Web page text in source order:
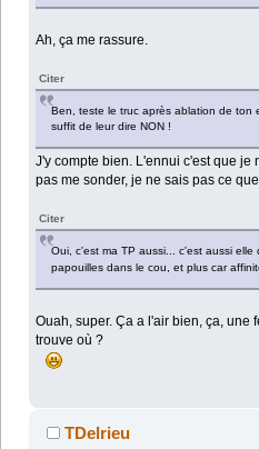
Ah, ça me rassure.
Citer
Ben, teste le truc après ablation de ton
suffit de leur dire NON !
J'y compte bien. L'ennui c'est que
pas me sonder, je ne sais pas ce
Citer
Oui, c'est ma TP aussi... c'est aussi
papouilles dans le cou, et plus car
Ouah, super. Ça a l'air bien, ça, une
trouve où ?
TDelrieu